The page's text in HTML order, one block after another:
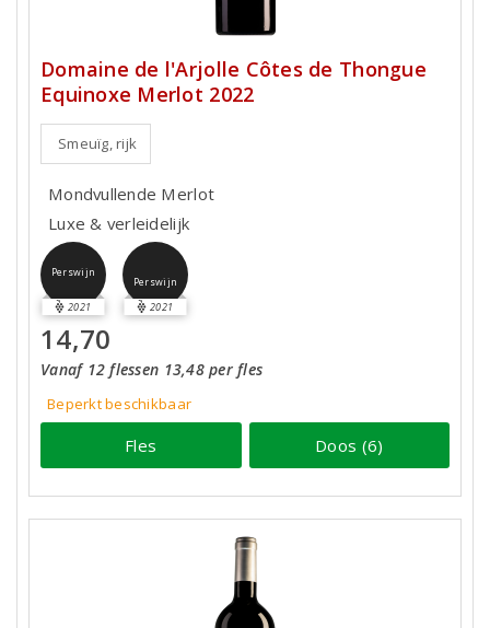
Domaine de l'Arjolle Côtes de Thongue
Equinoxe Merlot 2022
Smeuïg, rijk
Mondvullende Merlot
Luxe & verleidelijk
Perswijn
2021
Perswijn
2021
14,70
Vanaf 12 flessen 13,48 per fles
Beperkt beschikbaar
Fles Doos (6)